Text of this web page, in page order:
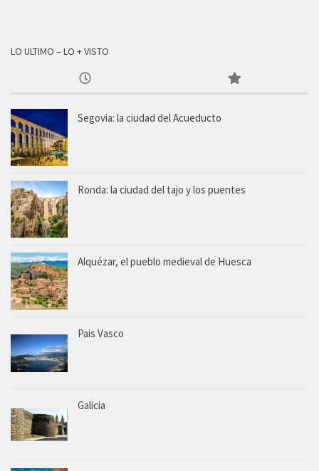
LO ULTIMO – LO + VISTO
Segovia: la ciudad del Acueducto
Ronda: la ciudad del tajo y los puentes
Alquézar, el pueblo medieval de Huesca
Pais Vasco
Galicia